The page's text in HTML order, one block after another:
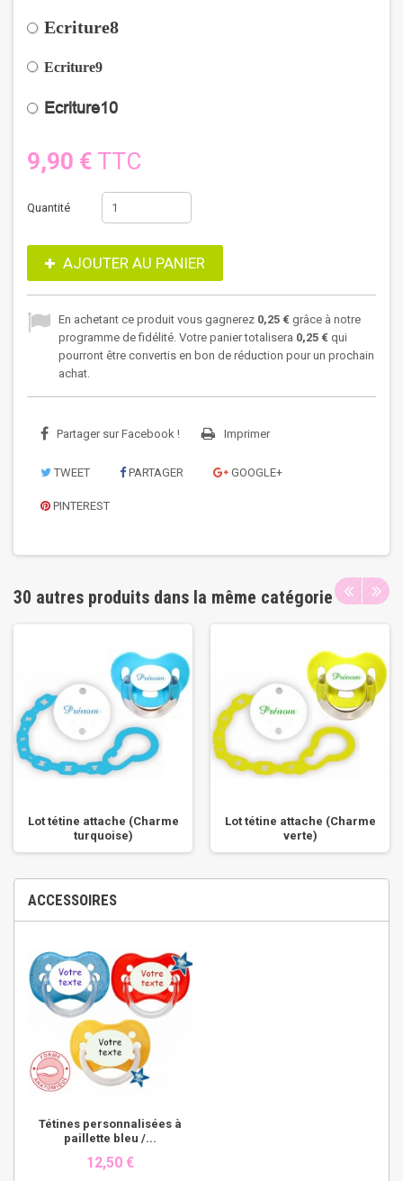
Ecriture8
Ecriture9
Ecriture10
9,90 € TTC
Quantité
AJOUTER AU PANIER
En achetant ce produit vous gagnerez 0,25 € grâce à notre
programme de fidélité. Votre panier totalisera 0,25 € qui
pourront être convertis en bon de réduction pour un prochain
achat.
Partager sur Facebook ! Imprimer
TWEET PARTAGER GOOGLE+
PINTEREST
30 autres produits dans la même catégorie
Lot tétine attache (Charme
turquoise)
Lot tétine attache (Charme
verte)
ACCESSOIRES
Tétines personnalisées à
paillette bleu /...
12,50 €